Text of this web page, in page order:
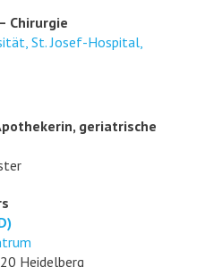
Chirurgie
St. Josef-Hospital,
geriatrische
Heidelberg